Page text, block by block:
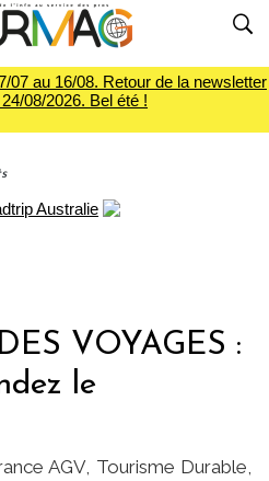
07 au 16/08. Retour de la newsletter
08/2026. Bel été !
VOYAGES :
le
AGV, Tourisme Durable,